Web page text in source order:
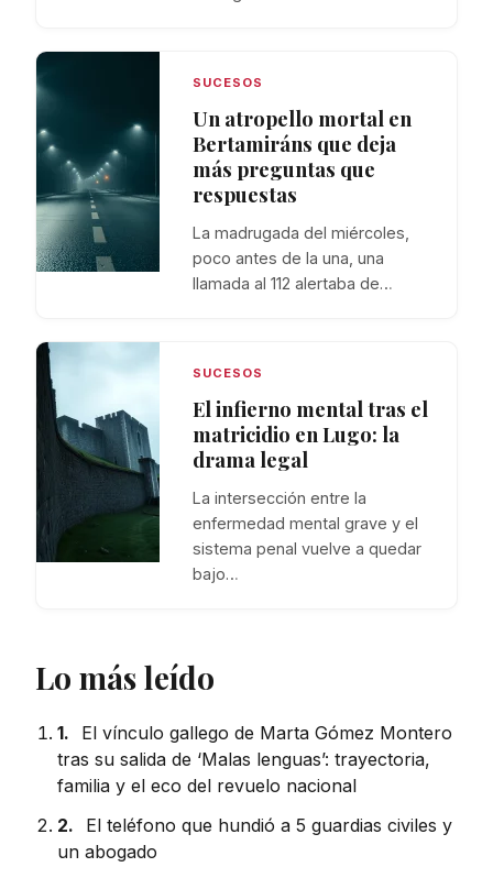
SUCESOS
Un atropello mortal en
Bertamiráns que deja
más preguntas que
respuestas
La madrugada del miércoles,
poco antes de la una, una
llamada al 112 alertaba de…
SUCESOS
El infierno mental tras el
matricidio en Lugo: la
drama legal
La intersección entre la
enfermedad mental grave y el
sistema penal vuelve a quedar
bajo…
Lo más leído
1.
El vínculo gallego de Marta Gómez Montero
tras su salida de ‘Malas lenguas’: trayectoria,
familia y el eco del revuelo nacional
2.
El teléfono que hundió a 5 guardias civiles y
un abogado